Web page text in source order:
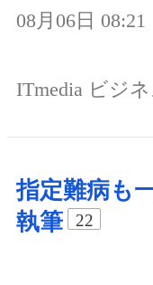
08月06日 08:21
ITmedia ビジ
指定難病も
執筆
22